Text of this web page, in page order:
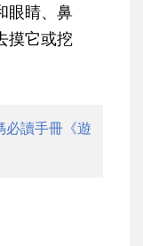
眼睛、鼻
摸它或挖
必讀手冊《遊